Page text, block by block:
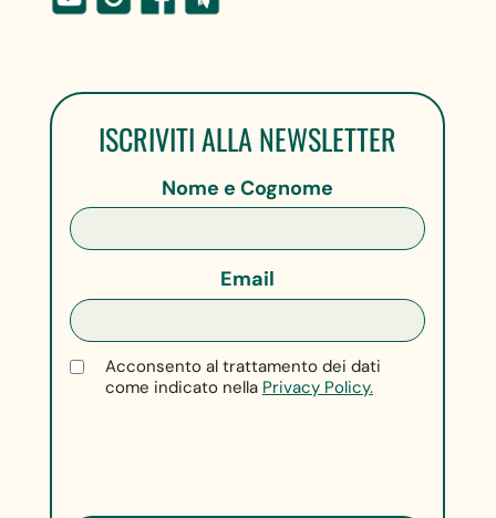
ISCRIVITI ALLA NEWSLETTER
Nome e Cognome
Email
Acconsento al trattamento dei dati
come indicato nella Privacy Policy.